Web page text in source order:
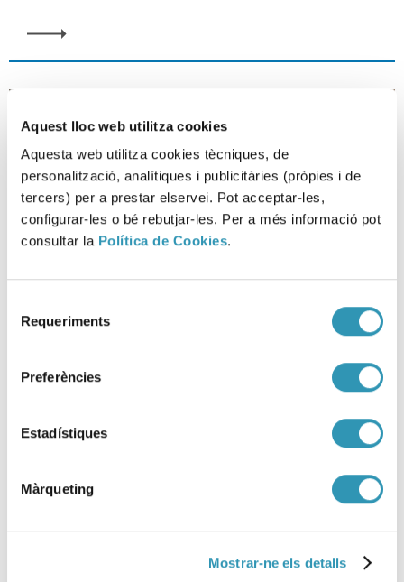
Aquest lloc web utilitza cookies
Aquesta web utilitza cookies tècniques, de
personalització, analítiques i publicitàries (pròpies i de
tercers) per a prestar elservei. Pot acceptar-les,
configurar-les o bé rebutjar-les. Per a més informació pot
consultar la Política de Cookies.
Requeriments
Preferències
Estadístiques
Màrqueting
Mostrar-ne els detalls
Nova estació de vigilància
atmosfèrica a l’avinguda